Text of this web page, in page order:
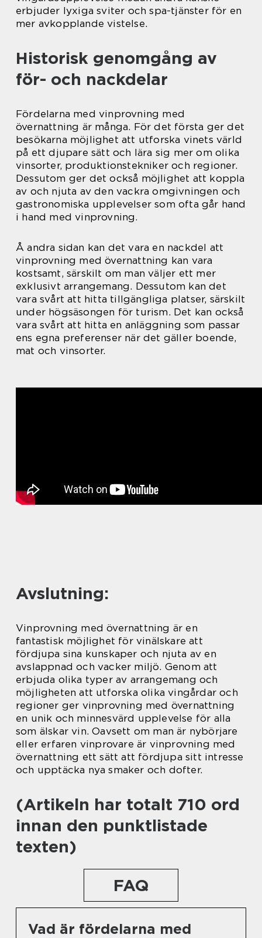
erbjuder lyxiga sviter och spa-tjänster för en
mer avkopplande vistelse.
Historisk genomgång av
för- och nackdelar
Fördelarna med vinprovning med
övernattning är många. För det första ger det
besökarna möjlighet att utforska vinets värld
på ett djupare sätt och lära sig mer om olika
vinsorter, produktionstekniker och regioner.
Dessutom ger det också möjlighet att koppla
av och njuta av den vackra omgivningen och
gastronomiska upplevelser som ofta går hand
i hand med vinprovning.
Å andra sidan kan det vara en nackdel att
vinprovning med övernattning kan vara
kostsamt, särskilt om man väljer ett mer
exklusivt arrangemang. Dessutom kan det
vara svårt att hitta tillgängliga platser, särskilt
under högsäsongen för turism. Det kan också
vara svårt att hitta en anläggning som passar
ens egna preferenser när det gäller boende,
mat och vinsorter.
Avslutning:
Vinprovning med övernattning är en
fantastisk möjlighet för vinälskare att
fördjupa sina kunskaper och njuta av en
avslappnad och vacker miljö. Genom att
erbjuda olika typer av arrangemang och
möjligheten att utforska olika vingårdar och
regioner ger vinprovning med övernattning
en unik och minnesvärd upplevelse för alla
som älskar vin. Oavsett om man är nybörjare
eller erfaren vinprovare är vinprovning med
övernattning ett sätt att fördjupa sitt intresse
och upptäcka nya smaker och dofter.
(Artikeln har totalt 710 ord
innan den punktlistade
texten)
FAQ
Vad är fördelarna med